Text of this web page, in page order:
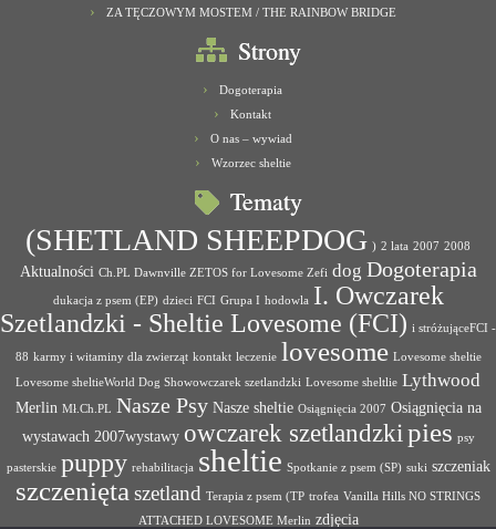
ZA TĘCZOWYM MOSTEM / THE RAINBOW BRIDGE
Strony
Dogoterapia
Kontakt
O nas – wywiad
Wzorzec sheltie
Tematy
(SHETLAND SHEEPDOG ) 2 lata 2007 2008
Aktualności Ch.PL Dawnville ZETOS for Lovesome Zefi dog Dogoterapia
dukacja z psem (EP) dzieci FCI Grupa I hodowla I. Owczarek
Szetlandzki - Sheltie Lovesome (FCI) i stróżująceFCI -
88 karmy i witaminy dla zwierząt kontakt leczenie lovesome Lovesome sheltie
Lovesome sheltieWorld Dog Showowczarek szetlandzki Lovesome sheltlie Lythwood
Merlin Mł.Ch.PL Nasze Psy Nasze sheltie Osiągnięcia 2007 Osiągnięcia na
wystawach 2007wystawy owczarek szetlandzkipies psy
pasterskie puppy rehabilitacja sheltie Spotkanie z psem (SP) suki szczeniak
szczenięta szetland Terapia z psem (TP trofea Vanilla Hills NO STRINGS
ATTACHED LOVESOME Merlin zdjęcia